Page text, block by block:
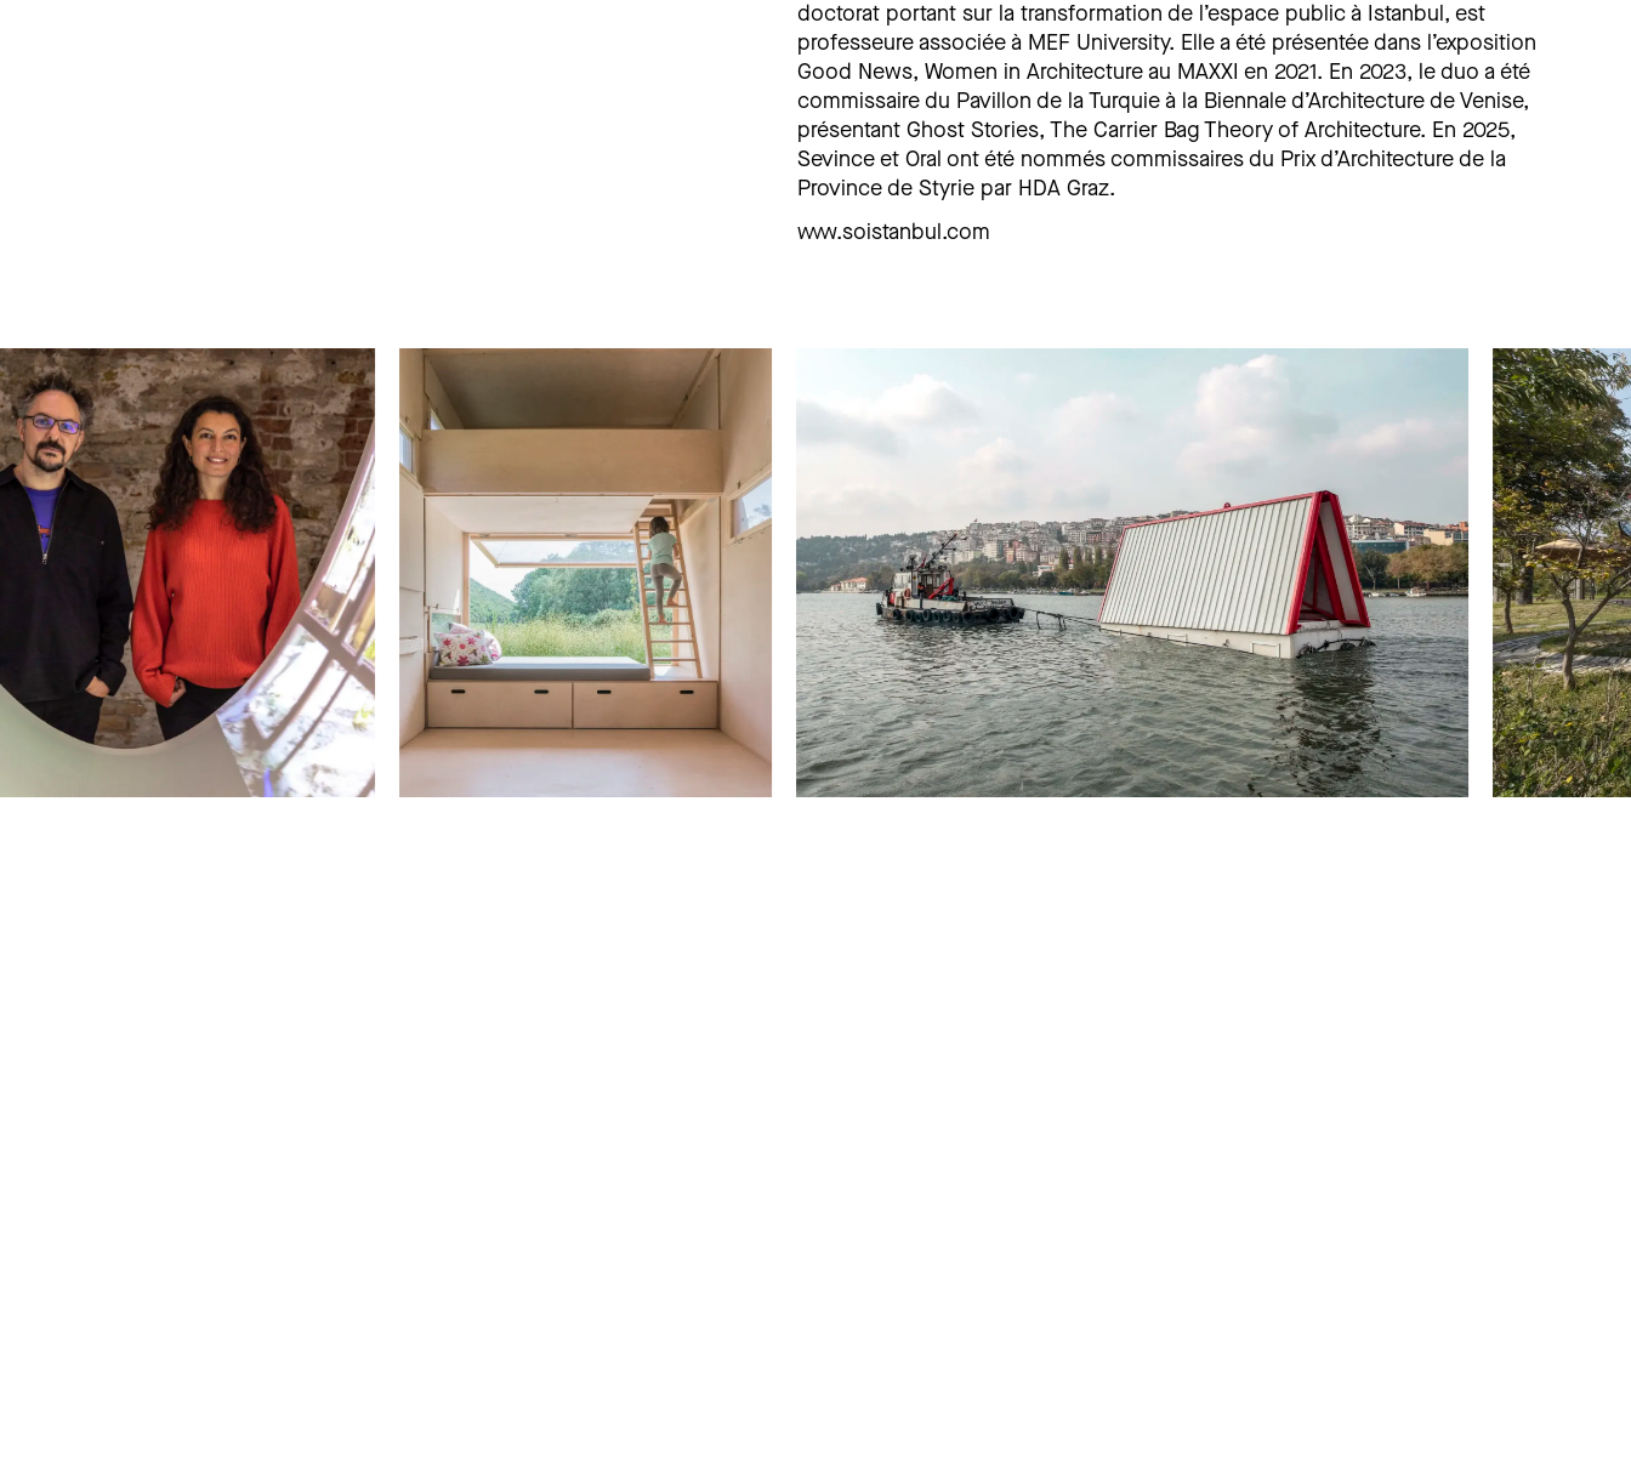
doctorat portant sur la transformation de l’espace public à Istanbul, est
professeure associée à MEF University. Elle a été présentée dans l’exposition
Good News, Women in Architecture au MAXXI en 2021. En 2023, le duo a été
commissaire du Pavillon de la Turquie à la Biennale d’Architecture de Venise,
présentant Ghost Stories, The Carrier Bag Theory of Architecture. En 2025,
Sevince et Oral ont été nommés commissaires du Prix d’Architecture de la
Province de Styrie par HDA Graz.
www.soistanbul.com